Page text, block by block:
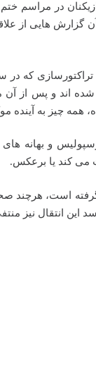
بازیکنان در
هایی از
که
شده اند و پس
همه چیز به
و بهانه
می کند یا برعکس.
است، هرچند
این انتقال نیز